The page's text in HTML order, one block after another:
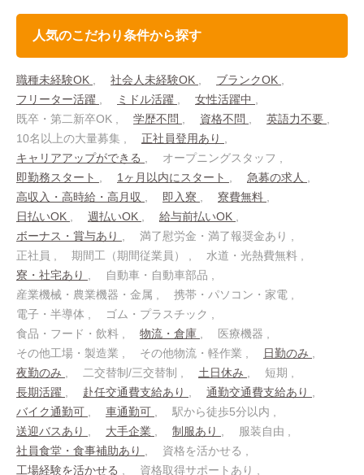
人気のこだわり条件から探す
職種未経験OK 社会人未経験OK
ブランクOK
フリーター活躍
ミドル活躍
女性活躍中
既卒・第二新卒OK
学歴不問 資格不問
英語力不要
10名以上の大量募集
正社員登用あり
キャリアアップができる
オープニングスタッフ
即勤務スタート
1ヶ月以内にスタート
急募の求人
高収入・高時給・高月収
即入寮
寮費無料
日払いOK
週払いOK
給与前払いOK
ボーナス・賞与あり
満了慰労金・満了報奨金あり
正社員
期間工（期間従業員）
水道・光熱費無料
寮・社宅あり
自動車・自動車部品
産業機械・農業機器・金属
携帯・パソコン・家電
電子・半導体
ゴム・プラスチック
食品・フード・飲料
物流・倉庫
医療機器
その他工場・製造業
その他物流・軽作業
日勤のみ
夜勤のみ
二交替制/三交替制 土日休み
短期
長期活躍
赴任交通費支給あり
通勤交通費支給あり
バイク通勤可
車通勤可
駅から徒歩5分以内
送迎バスあり
大手企業 制服あり
服装自由
社員食堂・食事補助あり
資格を活かせる
工場経験を活かせる
資格取得サポートあり